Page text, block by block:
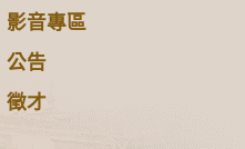
影音專區
公告
徵才